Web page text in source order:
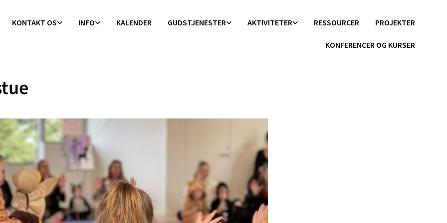
KONTAKT OS INFO KALENDER GUDSTJENESTER AKTIVITETER RESSOURCER PROJEKTER
KONFERENCER OG KURSER